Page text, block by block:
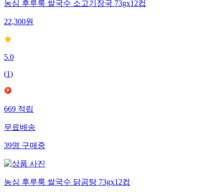
농심 후루룩 쌀국수 소고기장국 73gx12컵
22,300원
5.0
(1)
669적립
무료배송
39명구매중
농심 후루룩 쌀국수 닭곰탕 73gx12컵